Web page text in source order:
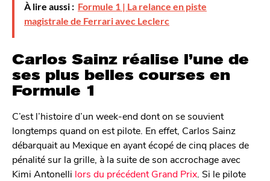
À lire aussi : Formule 1 | La relance en piste
magistrale de Ferrari avec Leclerc
Carlos Sainz réalise l’une de
ses plus belles courses en
Formule 1
C’est l’histoire d’un week-end dont on se souvient
longtemps quand on est pilote. En effet, Carlos Sainz
débarquait au Mexique en ayant écopé de cinq places de
pénalité sur la grille, à la suite de son accrochage avec
Kimi Antonelli lors du précédent Grand Prix. Si le pilote